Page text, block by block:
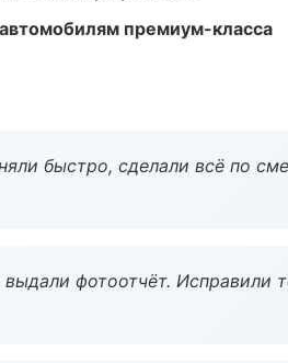
премиум-класса
быстро, сделали всё по
фотоотчёт. Исправили